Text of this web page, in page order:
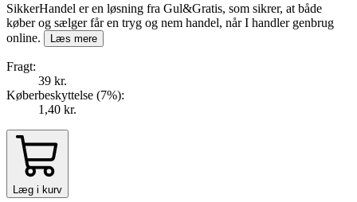
SikkerHandel er en løsning fra Gul&Gratis, som sikrer, at både
køber og sælger får en tryg og nem handel, når I handler genbrug
online.
Læs mere
Fragt:
39 kr.
Køberbeskyttelse (7%):
1,40 kr.
Læg i kurv